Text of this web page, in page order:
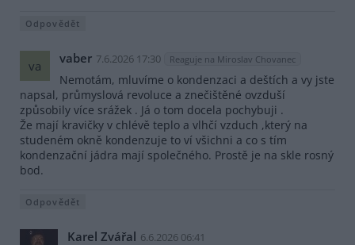
Odpovědět
va vaber 7.6.2026 17:30 Reaguje na Miroslav Chovanec
Nemotám, mluvíme o kondenzaci a deštích a vy jste
napsal, průmyslová revoluce a znečištěné ovzduší
způsobily více srážek . Já o tom docela pochybuji .
Že mají kravičky v chlévě teplo a vlhčí vzduch ,který na
studeném okně kondenzuje to ví všichni a co s tím
kondenzační jádra mají společného. Prostě je na skle rosný
bod.
Odpovědět
Karel Zvářal 6.6.2026 06:41